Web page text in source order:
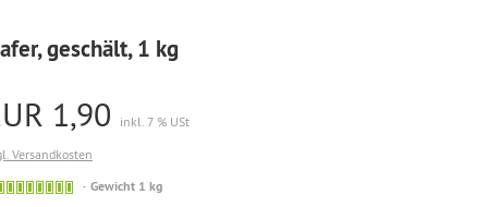
geschält, 1 kg
1,90
inkl. 7 % USt
Versandkosten
Gewicht 1 kg